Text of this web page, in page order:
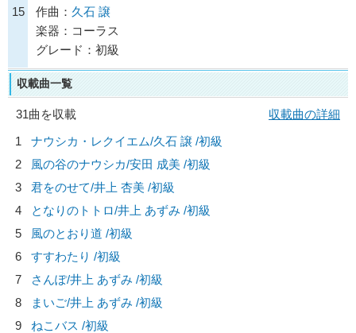
15
作曲： 久石 譲
楽器：コーラス
グレード：初級
収載曲一覧
31曲を収載
収載曲の詳細
1
ナウシカ・レクイエム/久石 譲 /初級
2
風の谷のナウシカ/安田 成美 /初級
3
君をのせて/井上 杏美 /初級
4
となりのトトロ/井上 あずみ /初級
5
風のとおり道 /初級
6
すすわたり /初級
7
さんぽ/井上 あずみ /初級
8
まいご/井上 あずみ /初級
9
ねこバス /初級